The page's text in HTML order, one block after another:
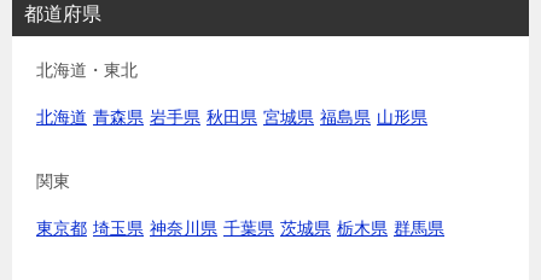
都道府県
北海道・東北
北海道 青森県 岩手県 秋田県 宮城県 福島県 山形県
関東
東京都 埼玉県 神奈川県 千葉県 茨城県 栃木県 群馬県